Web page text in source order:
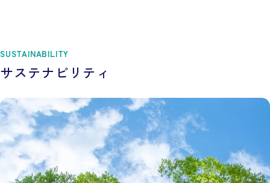
SUSTAINABILITY
サステナビリティ